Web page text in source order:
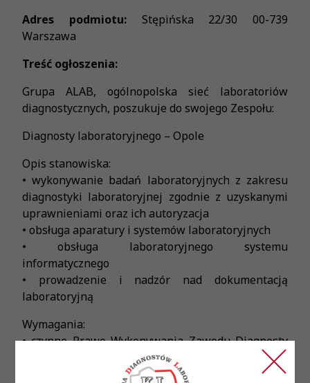
Adres podmiotu:Stępińska 22/30 00-739
Warszawa
Treść ogłoszenia:
Grupa ALAB, ogólnopolska sieć laboratoriów
diagnostycznych, poszukuje do swojego Zespołu:
Diagnosty laboratoryjnego – Opole
Opis stanowiska:
• wykonywanie badań laboratoryjnych z zakresu
diagnostyki laboratoryjnej zgodnie z uzyskanymi
uprawnieniami oraz ich autoryzacja
• obsługa aparatury i systemów laboratoryjnych
• obsługa laboratoryjnego systemu
informatycznego
• prowadzenie i nadzór nad dokumentacją
laboratoryjną
Wymagania:
• czynne Prawo Wykonywania Zawodu Diagnosty
• rozwinięte umiejętności manualne w pracy